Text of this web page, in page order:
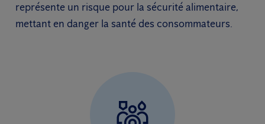
représente un risque pour la sécurité alimentaire,
mettant en danger la santé des consommateurs.